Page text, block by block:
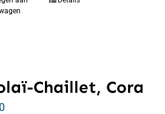
Chaillet, Cora